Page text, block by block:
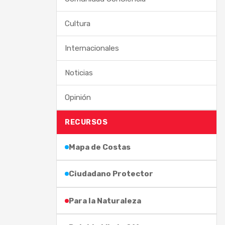
Cultura
Internacionales
Noticias
Opinión
RECURSOS
Mapa de Costas
Ciudadano Protector
Para la Naturaleza